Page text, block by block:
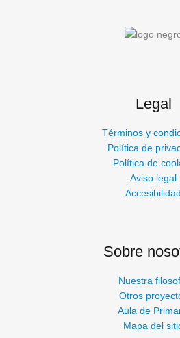
Legal
Términos y
Política de
Política de
Aviso legal
Accesibilidad
Sobre
Nuestra
Otros
Aula de
Mapa del